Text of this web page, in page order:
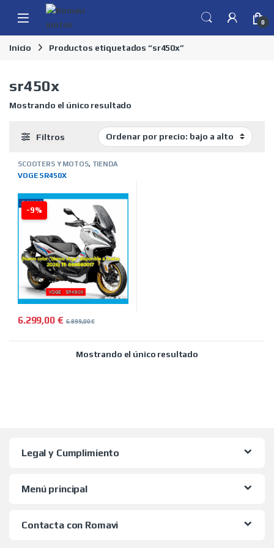
Skip to navigation
Skip to content
0
Inicio Productos etiquetados “sr450x”
sr450x
Mostrando el único resultado
Filtros
-9%
SCOOTERS Y MOTOS, TIENDA
VOGE SR450X
6.299,00 € 6.899,00€
Mostrando el único resultado
Legal y Cumplimiento
Menú principal
Contacta con Romavi